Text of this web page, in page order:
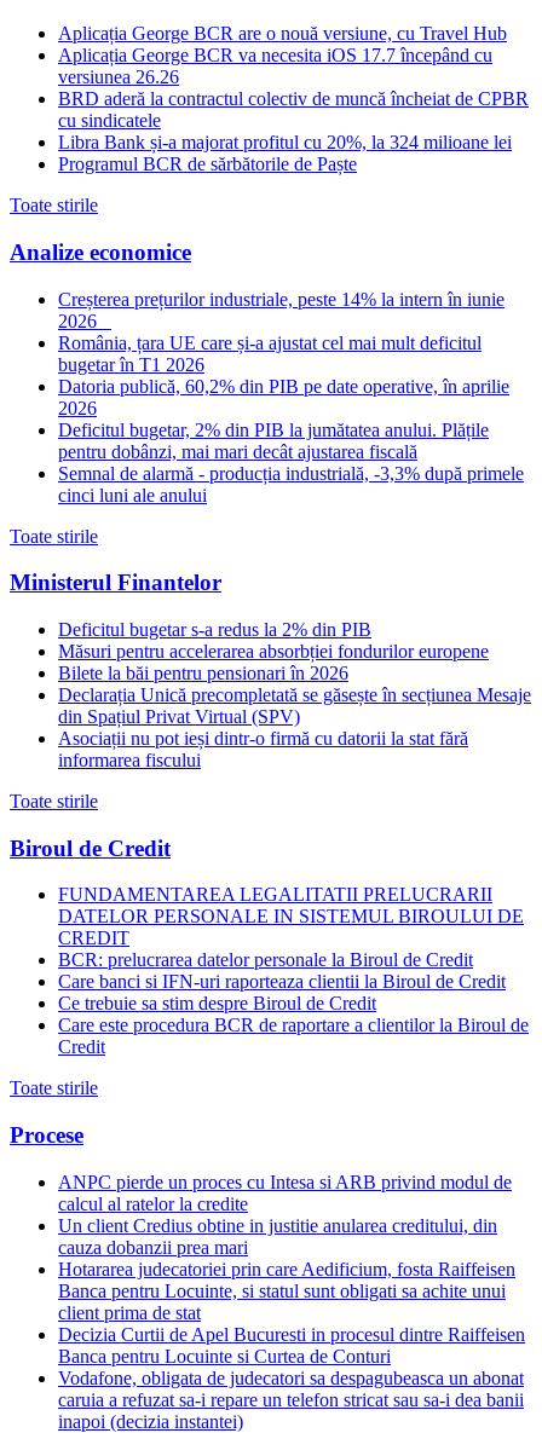
Aplicația George BCR are o nouă versiune, cu Travel Hub
Aplicația George BCR va necesita iOS 17.7 începând cu
versiunea 26.26
BRD aderă la contractul colectiv de muncă încheiat de CPBR
cu sindicatele
Libra Bank și-a majorat profitul cu 20%, la 324 milioane lei
Programul BCR de sărbătorile de Paște
Toate stirile
Analize economice
Creșterea prețurilor industriale, peste 14% la intern în iunie
2026
România, țara UE care și-a ajustat cel mai mult deficitul
bugetar în T1 2026
Datoria publică, 60,2% din PIB pe date operative, în aprilie
2026
Deficitul bugetar, 2% din PIB la jumătatea anului. Plățile
pentru dobânzi, mai mari decât ajustarea fiscală
Semnal de alarmă - producția industrială, -3,3% după primele
cinci luni ale anului
Toate stirile
Ministerul Finantelor
Deficitul bugetar s-a redus la 2% din PIB
Măsuri pentru accelerarea absorbției fondurilor europene
Bilete la băi pentru pensionari în 2026
Declarația Unică precompletată se găsește în secțiunea Mesaje
din Spațiul Privat Virtual (SPV)
Asociații nu pot ieși dintr-o firmă cu datorii la stat fără
informarea fiscului
Toate stirile
Biroul de Credit
FUNDAMENTAREA LEGALITATII PRELUCRARII
DATELOR PERSONALE IN SISTEMUL BIROULUI DE
CREDIT
BCR: prelucrarea datelor personale la Biroul de Credit
Care banci si IFN-uri raporteaza clientii la Biroul de Credit
Ce trebuie sa stim despre Biroul de Credit
Care este procedura BCR de raportare a clientilor la Biroul de
Credit
Toate stirile
Procese
ANPC pierde un proces cu Intesa si ARB privind modul de
calcul al ratelor la credite
Un client Credius obtine in justitie anularea creditului, din
cauza dobanzii prea mari
Hotararea judecatoriei prin care Aedificium, fosta Raiffeisen
Banca pentru Locuinte, si statul sunt obligati sa achite unui
client prima de stat
Decizia Curtii de Apel Bucuresti in procesul dintre Raiffeisen
Banca pentru Locuinte si Curtea de Conturi
Vodafone, obligata de judecatori sa despagubeasca un abonat
caruia a refuzat sa-i repare un telefon stricat sau sa-i dea banii
inapoi (decizia instantei)